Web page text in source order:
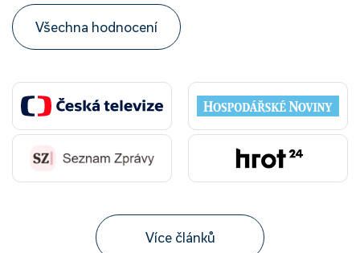
Všechna hodnocení
Více článků